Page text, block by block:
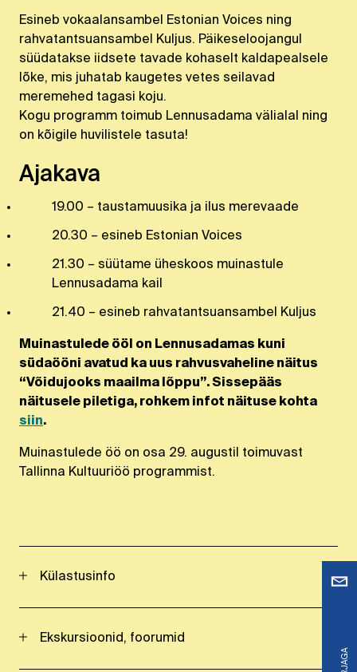
Esineb vokaalansambel Estonian Voices ning
rahvatantsuansambel Kuljus. Päikeseloojangul
süüdatakse iidsete tavade kohaselt kaldapealsele
lõke, mis juhatab kaugetes vetes seilavad
meremehed tagasi koju.
Kogu programm toimub Lennusadama välialal ning
on kõigile huvilistele tasuta!
Ajakava
19.00 – taustamuusika ja ilus merevaade
20.30 – esineb Estonian Voices
21.30 – süütame üheskoos muinastule
Lennusadama kail
21.40 – esineb rahvatantsuansambel Kuljus
Muinastulede ööl on Lennusadamas kuni
südaööni avatud ka uus rahvusvaheline näitus
“Võidujooks maailma lõppu”. Sissepääs
näitusele piletiga, rohkem infot näituse kohta
siin.
Muinastulede öö on osa 29. augustil toimuvast
Tallinna Kultuuriöö programmist.
Külastusinfo
Ekskursioonid, foorumid